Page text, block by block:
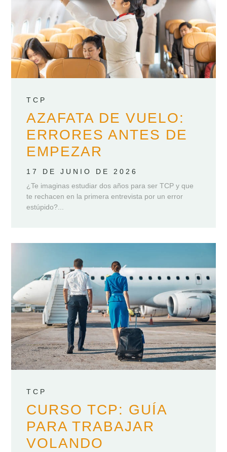
TCP
AZAFATA DE VUELO:
ERRORES ANTES DE
EMPEZAR
17 DE JUNIO DE 2026
¿Te imaginas estudiar dos años para ser TCP y que
te rechacen en la primera entrevista por un error
estúpido?...
TCP
CURSO TCP: GUÍA
PARA TRABAJAR
VOLANDO